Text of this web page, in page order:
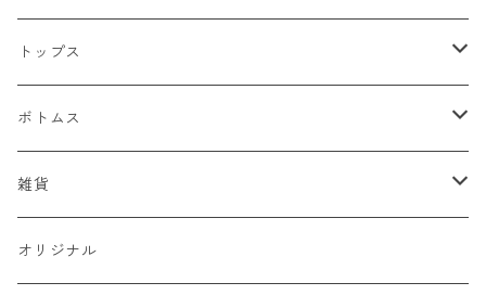
ジャケット
デニムジャケット
スタジャン
ベスト
トップス
Tシャツ
半袖Tシャツ
七分・長袖Tシャツ
シャツ
半袖シャツ
スウェット
ボトムス
デニム
チノパン
雑貨
キャップ
オリジナル